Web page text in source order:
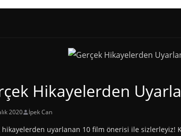
Hikayelerden
2020 İpek Can
hikayelerden uyarlanan 10 film önerisi ile